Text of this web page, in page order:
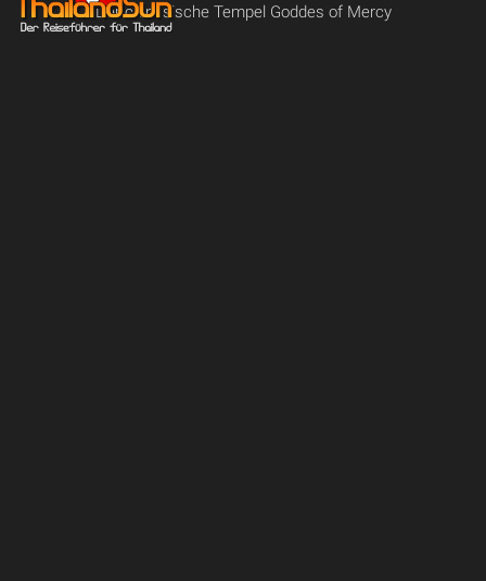
Der chinesische Tempel Goddes of Mercy